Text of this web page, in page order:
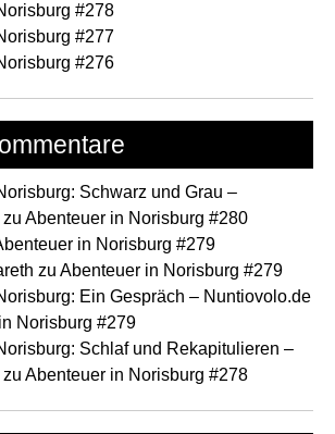
#278
#277
#276
Schwarz und Grau –
zu Abenteuer in Norisburg #280
in Norisburg #279
zu Abenteuer in Norisburg #279
Ein Gespräch – Nuntiovolo.de
Norisburg #279
Schlaf und Rekapitulieren –
zu Abenteuer in Norisburg #278